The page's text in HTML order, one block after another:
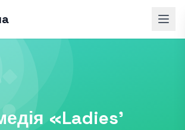
«Ladies’